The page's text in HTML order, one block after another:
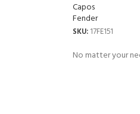
Capos
Fender
SKU: 17FE151
No matter your